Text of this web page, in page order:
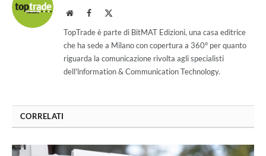
WebsiteFacebook
TopTrade è parte di BitMAT Edizioni, una casa editrice
che ha sede a Milano con copertura a 360° per quanto
riguarda la comunicazione rivolta agli specialisti
dell'lnformation & Communication Technology.
CORRELATI